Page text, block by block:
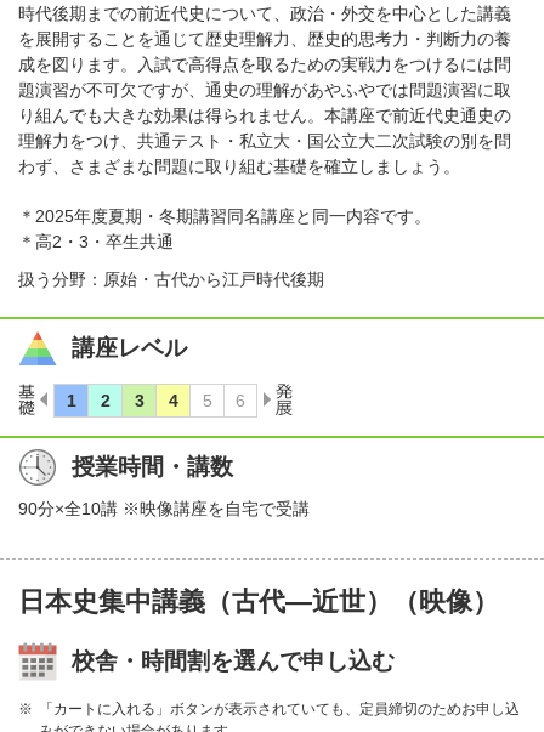
時代後期までの前近代史について、政治・外交を中心とした講義
を展開することを通じて歴史理解力、歴史的思考力・判断力の養
成を図ります。入試で高得点を取るための実戦力をつけるには問
題演習が不可欠ですが、通史の理解があやふやでは問題演習に取
り組んでも大きな効果は得られません。本講座で前近代史通史の
理解力をつけ、共通テスト・私立大・国公立大二次試験の別を問
わず、さまざまな問題に取り組む基礎を確立しましょう。
＊2025年度夏期・冬期講習同名講座と同一内容です。
＊高2・3・卒生共通
扱う分野：原始・古代から江戸時代後期
講座レベル
授業時間・講数
90分×全10講 ※映像講座を自宅で受講
日本史集中講義（古代―近世）（映像）
校舎・時間割を選んで申し込む
「カートに入れる」ボタンが表示されていても、定員締切のためお申し込